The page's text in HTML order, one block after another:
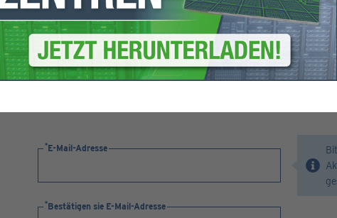
zu aktivieren.
hinzu. Dadurch wird
die die Zustellung der
E-Mail-Adresse
Bestätigen sie E-Mail-Adresse